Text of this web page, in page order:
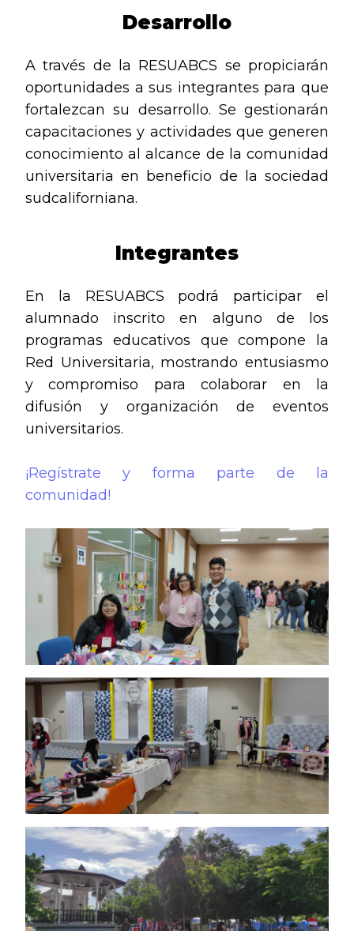
Desarrollo
A través de la RESUABCS se propiciarán
oportunidades a sus integrantes para que
fortalezcan su desarrollo. Se gestionarán
capacitaciones y actividades que generen
conocimiento al alcance de la comunidad
universitaria en beneficio de la sociedad
sudcaliforniana.
Integrantes
En la RESUABCS podrá participar el
alumnado inscrito en alguno de los
programas educativos que compone la
Red Universitaria, mostrando entusiasmo
y compromiso para colaborar en la
difusión y organización de eventos
universitarios.
¡Regístrate y forma parte de la
comunidad!